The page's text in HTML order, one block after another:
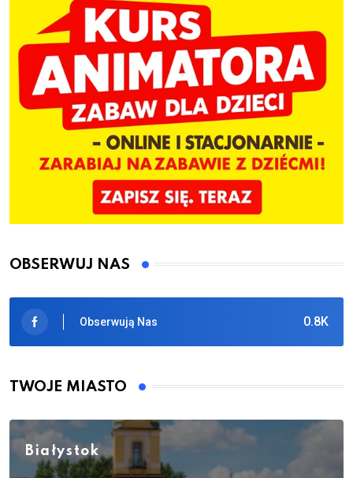
OBSERWUJ NAS
0.8K
Obserwują Nas
TWOJE MIASTO
Białystok